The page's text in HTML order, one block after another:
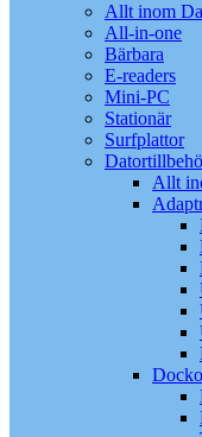
Allt inom
All-in-one
Bärbara
E-readers
Mini-PC
Stationär
Surfplattor
Allt